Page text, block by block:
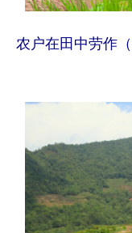
农户在田中劳作